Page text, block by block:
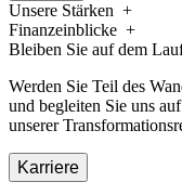
Unsere Stärken
Finanzeinblicke
Bleiben Sie auf dem
Werden Sie Teil des
und begleiten Sie uns auf
unserer
Karriere